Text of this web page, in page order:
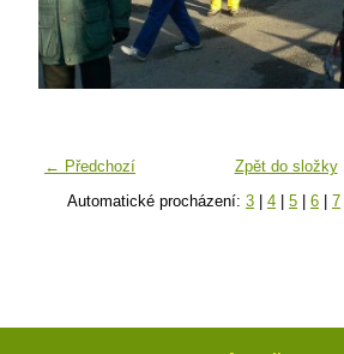
← Předchozí
Zpět do složky
Automatické procházení: 3 | 4 | 5 | 6 | 7